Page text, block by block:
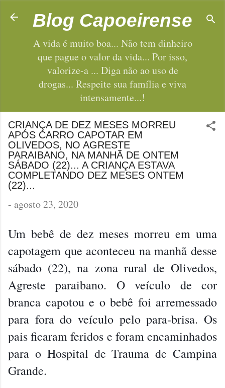
Pular para o conteúdo principal
Blog Capoeirense
A vida é muito boa... Não tem dinheiro
que pague o valor da vida... Por isso,
valorize-a ... Diga não ao uso de
drogas... Respeite sua família e viva
intensamente...!
CRIANÇA DE DEZ MESES MORREU
APÓS CARRO CAPOTAR EM
OLIVEDOS, NO AGRESTE
PARAIBANO, NA MANHÃ DE ONTEM
SÁBADO (22)... A CRIANÇA ESTAVA
COMPLETANDO DEZ MESES ONTEM
(22)...
- agosto 23, 2020
Um bebê de dez meses morreu em uma
capotagem que aconteceu na manhã desse
sábado (22), na zona rural de Olivedos,
Agreste paraibano. O veículo de cor
branca capotou e o bebê foi arremessado
para fora do veículo pelo para-brisa. Os
pais ficaram feridos e foram encaminhados
para o Hospital de Trauma de Campina
Grande.